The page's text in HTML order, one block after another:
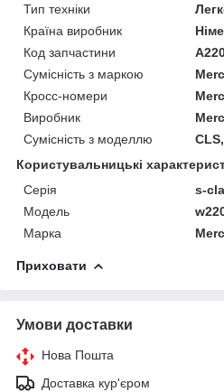
Тип техніки
Країна виробник
Код запчастини
Сумісність з маркою
Кросс-номери
Виробник
Сумісність з моделлю
Користувальницькі
Серія
s-
Модель
Марка
Приховати
Умови доставки
Нова Пошта
Доставка кур'єром